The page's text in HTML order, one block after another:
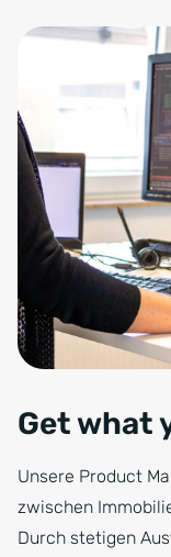
Get what
Unsere Product
zwischen
Durch stetigen